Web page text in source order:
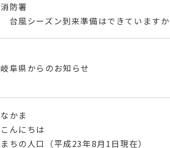
消防署
台風シーズン到来準備はできていますか
岐阜県からのお知らせ
なかま
こんにちは
まちの人口（平成23年8月1日現在）